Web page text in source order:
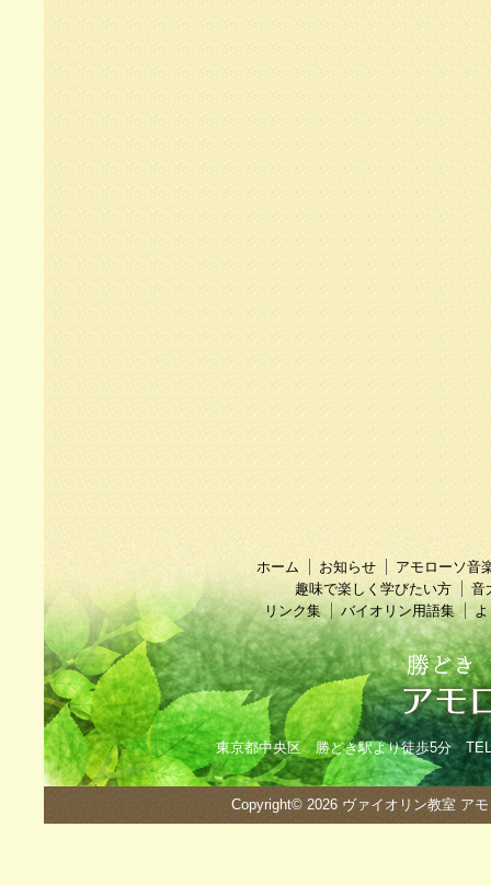
ホーム お知らせ
アモローソ音
趣味で楽しく学びたい方
音
リンク集
バイオリン用語集
東京都中央区 勝どき駅より徒歩5分
Copyright© 2026 ヴァイオリン教室 ア